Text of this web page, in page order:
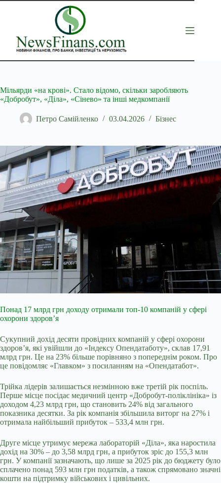
Перейти
Мільярди «на крові». Стало відомо, скільки заробляють
«Добробут», «Діла», «Сінево» та інші медкомпанії
Петро Самійленко 03.04.2026 Бізнес
Понад 17 млрд грн доходу отримали топ-10 компаній у сфері
охорони здоров’я
Сукупний дохід десяти провідних компаній у сфері охорони
здоров’я, які увійшли до «Індексу Опендатаботу», склав 17,91
млрд грн. Це на 23% більше порівняно з попереднім роком. Про
це повідомляє «Главком» з посиланням на «Опендатабот».
Трійка лідерів залишається незмінною вже третій рік поспіль.
Перше місце посідає медичний центр «Добробут-поліклініка» із
доходом 4,23 млрд грн, що становить 24% від загального
показника десятки. За рік компанія збільшила виторг на 27% і
отримала найбільший прибуток – 533,4 млн грн.
Друге місце утримує мережа лабораторій «Діла», яка наростила
дохід на 30% – до 3,58 млрд грн, а прибуток зріс до 155,3 млн
грн. У компанії зазначають, що лише за 2025 рік до бюджету було
сплачено понад 593 млн грн податків, а також спрямовано значні
кошти на підтримку військових і цивільних.